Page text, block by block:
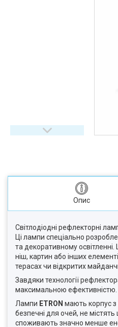
Опис
Світлодіодні рефлекторні
Ці лампи спеціально
та декоративному
ніш, картин або інших
терасах чи відкритих
Завдяки технології
максимальною ефективністю.
Лампи ETRON мають корпус з
безпечні для очей, не
споживають значно менше